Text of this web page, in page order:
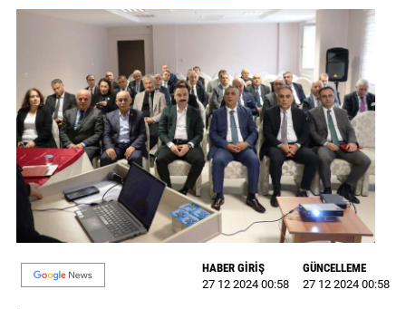
EĞİTİM
GALERİ
VİDEO
YAZARLAR
BİZE
ULAŞIN
HABER GİRİŞ
27 12 2024 00:58
GÜNCELLEME
27 12 2024 00:58